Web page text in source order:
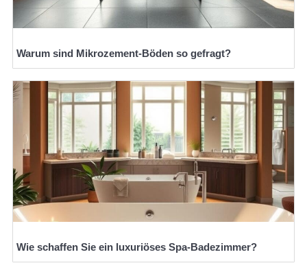
Warum sind Mikrozement-Böden so gefragt?
Wie schaffen Sie ein luxuriöses Spa-Badezimmer?